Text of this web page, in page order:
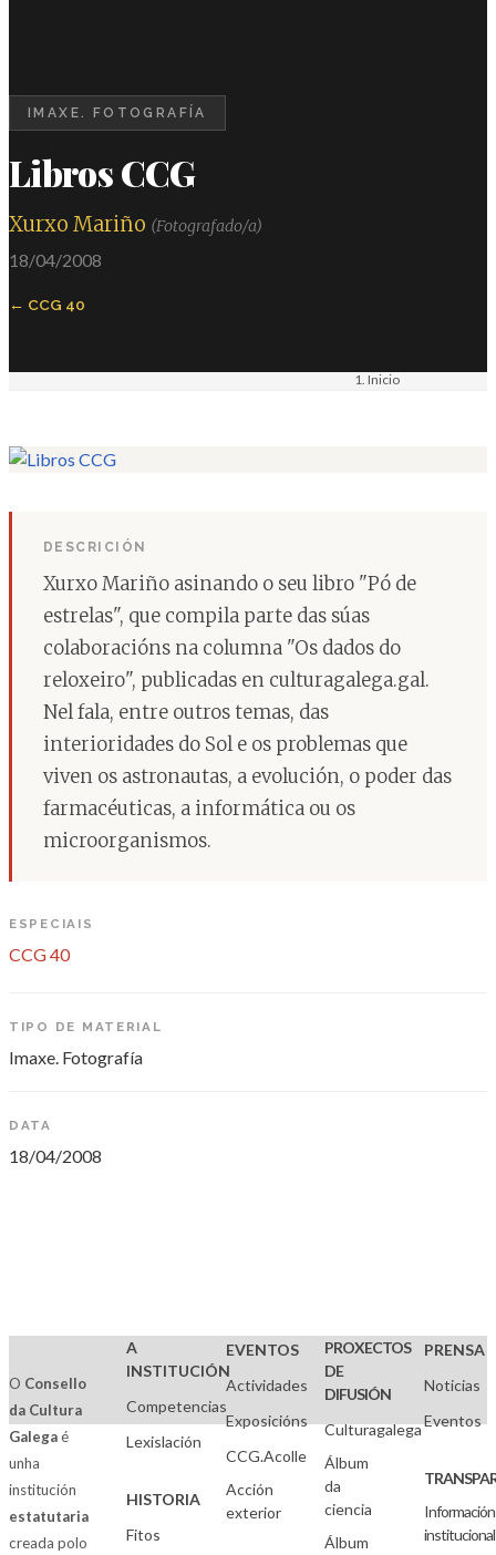
IMAXE. FOTOGRAFÍA
Libros CCG
Xurxo Mariño (Fotografado/a)
18/04/2008
CCG 40
Inicio
DESCRICIÓN
Xurxo Mariño asinando o seu libro "Pó de
estrelas", que compila parte das súas
colaboracións na columna "Os dados do
reloxeiro", publicadas en culturagalega.gal.
Nel fala, entre outros temas, das
interioridades do Sol e os problemas que
viven os astronautas, a evolución, o poder das
farmacéuticas, a informática ou os
microorganismos.
ESPECIAIS
CCG 40
TIPO DE MATERIAL
Imaxe. Fotografía
DATA
18/04/2008
O Consello
da Cultura
Galegaé
unha
institución
estatutaria
creada polo
A
INSTITUCIÓN
Competencias
Lexislación
HISTORIA
Fitos
EVENTOS
Actividades
Exposicións
CCG.Acolle
Acción
exterior
PROXECTOS
DE
DIFUSIÓN
Culturagalega
Álbum
da
ciencia
Álbum
PRENSA
Noticias
Eventos
Información
institucional